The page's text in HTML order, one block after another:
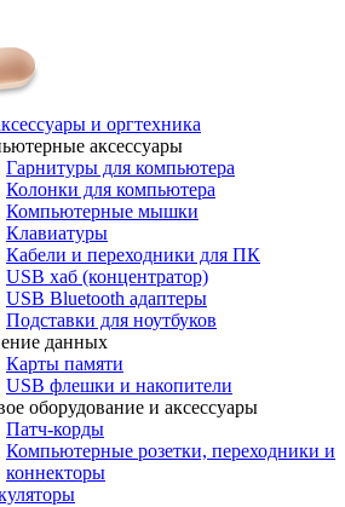
и оргтехника
аксессуары
Гарнитуры для компьютера
Колонки для компьютера
Компьютерные мышки
Клавиатуры
Кабели и переходники для ПК
USB хаб (концентратор)
USB Bluetooth адаптеры
Подставки для ноутбуков
данных
Карты памяти
USB флешки и накопители
оборудование и аксессуары
Патч-корды
Компьютерные розетки, переходники и
коннекторы